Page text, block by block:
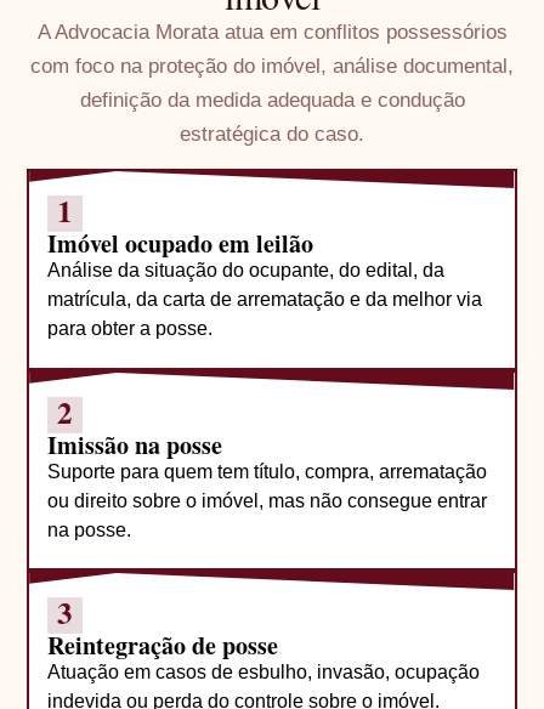
A Advocacia Morata atua em conflitos possessórios
com foco na proteção do imóvel, análise documental,
definição da medida adequada e condução
estratégica do caso.
1
Imóvel ocupado em leilão
Análise da situação do ocupante, do edital, da
matrícula, da carta de arrematação e da melhor via
para obter a posse.
2
Imissão na posse
Suporte para quem tem título, compra, arrematação
ou direito sobre o imóvel, mas não consegue entrar
na posse.
3
Reintegração de posse
Atuação em casos de esbulho, invasão, ocupação
indevida ou perda do controle sobre o imóvel.